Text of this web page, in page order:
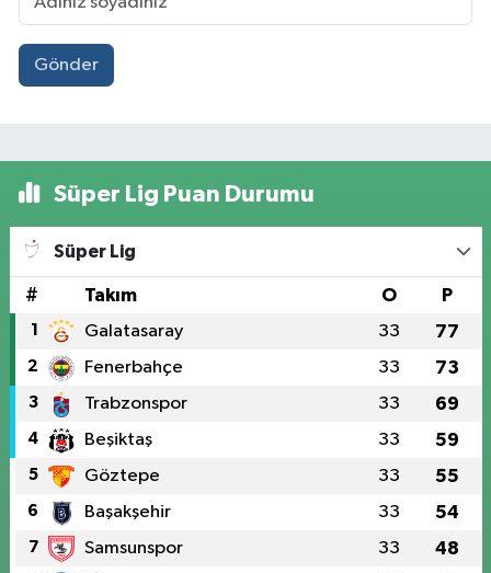
Gönder
Süper Lig Puan Durumu
Süper Lig
# Takım O P
1 Galatasaray 33 77
2 Fenerbahçe 33 73
3 Trabzonspor 33 69
4 Beşiktaş 33 59
5 Göztepe 33 55
6 Başakşehir 33 54
7 Samsunspor 33 48